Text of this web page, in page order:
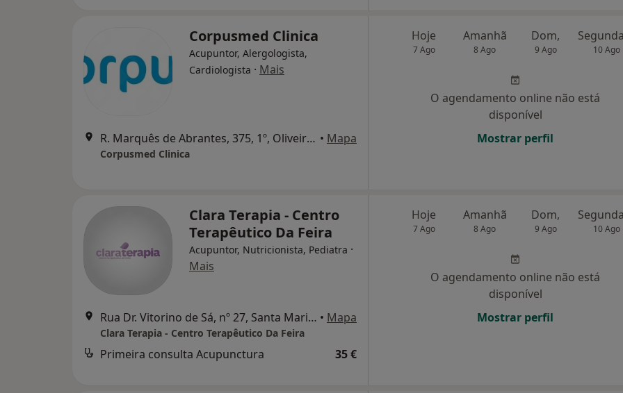
Corpusmed Clinica
Acupuntor, Alergologista,
Cardiologista · Mais
R. Marquês de Abrantes, 375, 1º, Oliveira de Azeméis • Mapa
Corpusmed Clinica
Hoje
7 Ago
Amanhã
8 Ago
Dom,
9 Ago 10 Ago
O agendamento online não está
disponível
Mostrar perfil
Clara Terapia - Centro
Terapêutico Da Feira
Acupuntor, Nutricionista, Pediatra ·
Mais
Rua Dr. Vitorino de Sá, nº 27, Santa Maria da Feira • Mapa
Clara Terapia - Centro Terapêutico Da Feira
Primeira consulta Acupunctura 35 €
Hoje
7 Ago
Amanhã
8 Ago
Dom,
9 Ago 10 Ago
O agendamento online não está
disponível
Mostrar perfil